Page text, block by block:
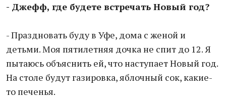
- Джефф, где будете встречать Новый год?
- Праздновать буду в Уфе, дома с женой и
детьми. Моя пятилетняя дочка не спит до 12. Я
пытаюсь объяснить ей, что наступает Новый год.
На столе будут газировка, яблочный сок, какие-
то печенья.